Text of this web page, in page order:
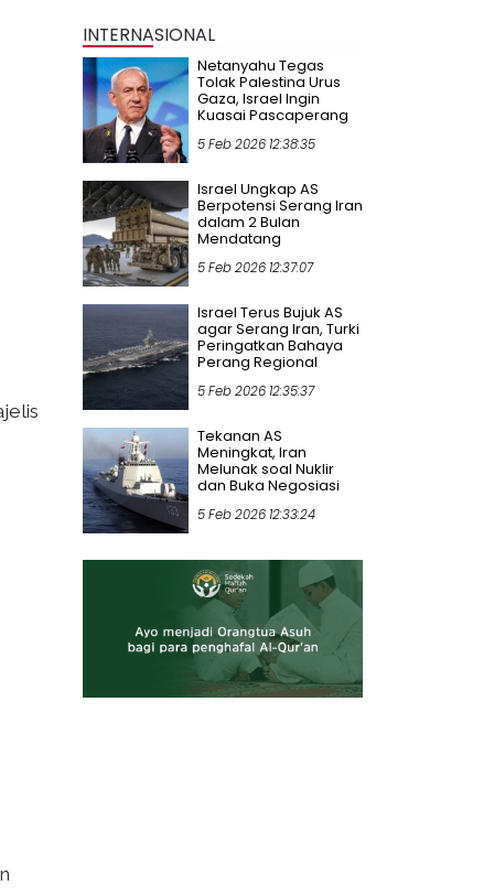
INTERNASIONAL
Netanyahu Tegas
Tolak Palestina Urus
Gaza, Israel Ingin
Kuasai Pascaperang
5 Feb 2026 12:38:35
Israel Ungkap AS
Berpotensi Serang Iran
dalam 2 Bulan
Mendatang
5 Feb 2026 12:37:07
Israel Terus Bujuk AS
agar Serang Iran, Turki
Peringatkan Bahaya
Perang Regional
5 Feb 2026 12:35:37
Tekanan AS
Meningkat, Iran
Melunak soal Nuklir
dan Buka Negosiasi
5 Feb 2026 12:33:24